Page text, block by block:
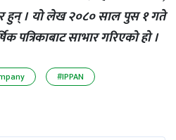
हुन् । यो लेख २०८० साल पुस १ गते
पत्रिकाबाट साभार गरिएको हो ।
#IPPAN